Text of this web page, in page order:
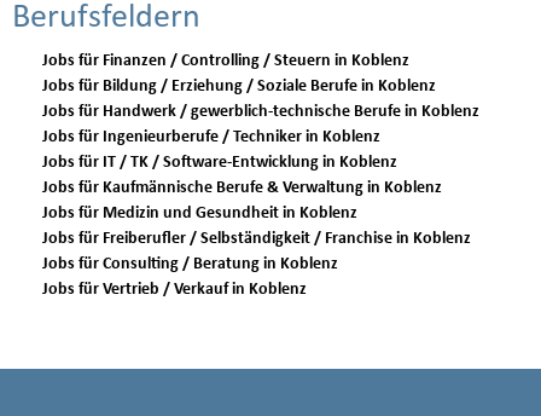
Berufsfeldern
Jobs für Finanzen / Controlling / Steuern in Koblenz
Jobs für Bildung / Erziehung / Soziale Berufe in Koblenz
Jobs für Handwerk / gewerblich-technische Berufe in Koblenz
Jobs für Ingenieurberufe / Techniker in Koblenz
Jobs für IT / TK / Software-Entwicklung in Koblenz
Jobs für Kaufmännische Berufe & Verwaltung in Koblenz
Jobs für Medizin und Gesundheit in Koblenz
Jobs für Freiberufler / Selbständigkeit / Franchise in Koblenz
Jobs für Consulting / Beratung in Koblenz
Jobs für Vertrieb / Verkauf in Koblenz